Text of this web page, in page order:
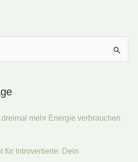
mehr Energie verbrauchen
für Introvertierte: Dein